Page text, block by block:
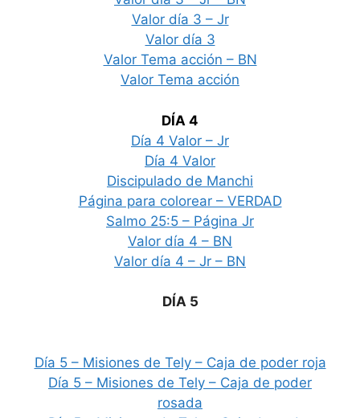
Valor día 3 – Jr
Valor día 3
Valor Tema acción – BN
Valor Tema acción
DÍA 4
Día 4 Valor – Jr
Día 4 Valor
Discipulado de Manchi
Página para colorear – VERDAD
Salmo 25:5 – Página Jr
Valor día 4 – BN
Valor día 4 – Jr – BN
DÍA 5
Día 5 – Misiones de Tely – Caja de poder roja
Día 5 – Misiones de Tely – Caja de poder
rosada